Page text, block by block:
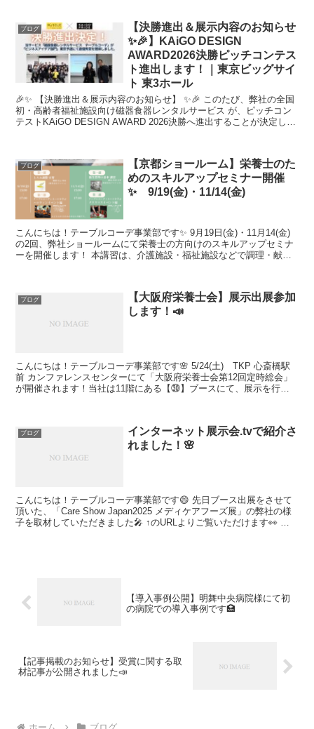
ブログ
【決勝進出＆展示内容のお知らせ
✨🎉】KAiGO DESIGN
AWARD2026決勝ピッチコンテス
ト進出します！｜東京ビッグサイ
ト 東3ホール
🎉✨ 【決勝進出＆展示内容のお知らせ】 ✨🎉 このたび、弊社の全国
初・高齢者福祉施設向け磁器食器レンタルサービス が、ピッチコン
テストKAiGO DESIGN AWARD 2026決勝へ進出することが決定しま
ブログ
【京都ショールーム】栄養士のた
めのスキルアップセミナー開催
✨ 9/19(金)・11/14(金)
こんにちは！テーブルコーデ事業部です✨ 9月19日(金)・11月14(金)
の2回、弊社ショールームにて栄養士の方向けのスキルアップセミナ
ーを開催します！ 本講習は、介護施設・福祉施設などで調理・献立
ブログ
【大阪府栄養士会】展示出展参加
します！📣
こんにちは！テーブルコーデ事業部です🌸 5/24(土) TKP 心斎橋駅
前 カンファレンスセンターにて「大阪府栄養士会第12回定時総会」
が開催されます！当社は11階にある【㉚】ブースにて、展示を行っ
ブログ
インターネット展示会.tvで紹介さ
れました！🌸
こんにちは！テーブルコーデ事業部です😄 先日ブース出展をさせて
頂いた、「Care Show Japan2025 メディケアフーズ展」の弊社の様
子を取材していただきました🎤 ↑のURLよりご覧いただけます👀 是
【導入事例公開】明舞中央病院様にて初
の病院での導入事例です🏥
【記事掲載のお知らせ】受賞に関する取
材記事が公開されました📣